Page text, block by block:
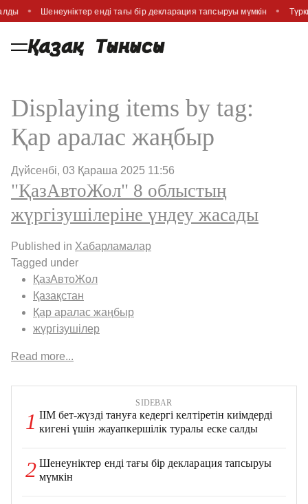
Шенеуніктер енді тағы бір декларация тапсыруы мүмкін
Displaying items by tag:
Қар аралас жаңбыр
Дүйсенбі, 03 Қараша 2025 11:56
"ҚазАвтоЖол" 8 облыстың
жүргізушілеріне үндеу жасады
Published in Хабарламалар
Tagged under
ҚазАвтоЖол
Қазақстан
Қар аралас жаңбыр
жүргізушілер
Read more...
SIDEBAR
1 ІІМ бет-жүзді тануға кедергі келтіретін киімдерді
кигені үшін жауапкершілік туралы еске салды
2 Шенеуніктер енді тағы бір декларация тапсыруы
мүмкін